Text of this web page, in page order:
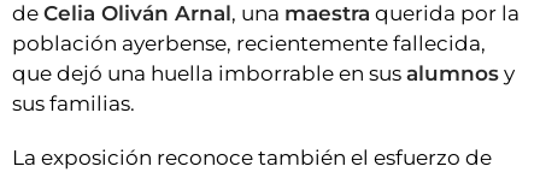
de Celia Oliván Arnal, una maestra querida por la
población ayerbense, recientemente fallecida,
que dejó una huella imborrable en sus alumnos y
sus familias.
La exposición reconoce también el esfuerzo de